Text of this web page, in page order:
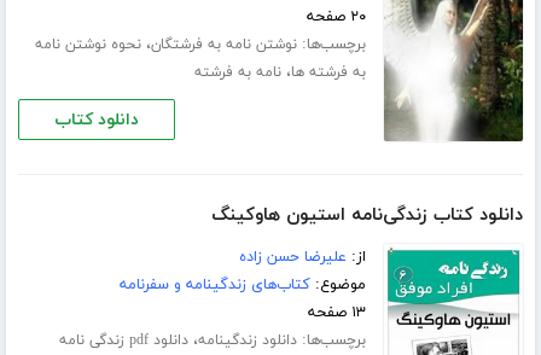
۲۰ صفحه
برچسب‌ها:نوشتن نامه به فرشتگان،نحوه نوشتن نامه
به فرشته ها،نامه به فرشته
دانلود کتاب
دانلود کتاب زندگی‌نامه استیون هاوکینگ
از: علیرضا حسن زاده
موضوع:کتاب‌های زندگینامه و سفرنامه
۱۳ صفحه
برچسب‌ها:دانلود زندگینامه،
دانلود pdf زندگی نامه